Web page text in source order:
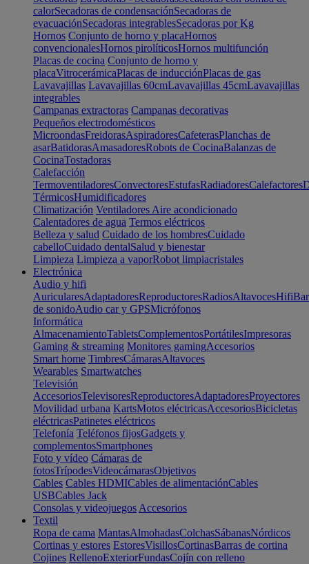
calorSecadoras de condensaciónSecadoras de
evacuaciónSecadoras integrablesSecadoras por Kg
Hornos Conjunto de horno y placaHornos
convencionalesHornos pirolíticosHornos multifunción
Placas de cocina Conjunto de horno y
placaVitrocerámicaPlacas de inducciónPlacas de gas
Lavavajillas Lavavajillas 60cmLavavajillas 45cmLavavajillas
integrables
Campanas extractoras Campanas decorativas
Pequeños electrodomésticos
MicroondasFreidorasAspiradoresCafeterasPlanchas de
asarBatidorasAmasadoresRobots de CocinaBalanzas de
CocinaTostadoras
Calefacción
TermoventiladoresConvectoresEstufasRadiadoresCalefactores
TérmicosHumidificadores
Climatización Ventiladores Aire acondicionado
Calentadores de agua Termos eléctricos
Belleza y salud Cuidado de los hombresCuidado
cabelloCuidado dentalSalud y bienestar
Limpieza Limpieza a vaporRobot limpiacristales
Electrónica
Audio y hifi
AuricularesAdaptadoresReproductoresRadiosAltavocesHifi
de sonidoAudio car y GPSMicrófonos
Informática
AlmacenamientoTabletsComplementosPortátilesImpresoras
Gaming & streaming Monitores gamingAccesorios
Smart home TimbresCámarasAltavoces
Wearables Smartwatches
Televisión
AccesoriosTelevisoresReproductoresAdaptadoresProyectores
Movilidad urbana KartsMotos eléctricasAccesoriosBicicletas
eléctricasPatinetes eléctricos
Telefonía Teléfonos fijosGadgets y
complementosSmartphones
Foto y vídeo Cámaras de
fotosTrípodesVideocámarasObjetivos
Cables Cables HDMICables de alimentaciónCables
USBCables Jack
Consolas y videojuegos Accesorios
Textil
Ropa de cama MantasAlmohadasColchasSábanasNórdicos
Cortinas y estores EstoresVisillosCortinasBarras de cortina
Cojines RellenoExteriorFundasCojín con relleno